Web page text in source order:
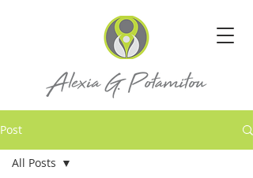
Post
All Posts